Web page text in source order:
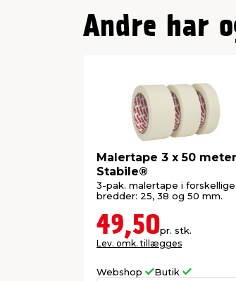
Andre har
Malertape 3 x 50
Stabile®
3-pak. malertape i forskellige
bredder: 25, 38 og 50 mm.
49,50pr. stk.
Lev. omk. tillægges
Webshop Butik